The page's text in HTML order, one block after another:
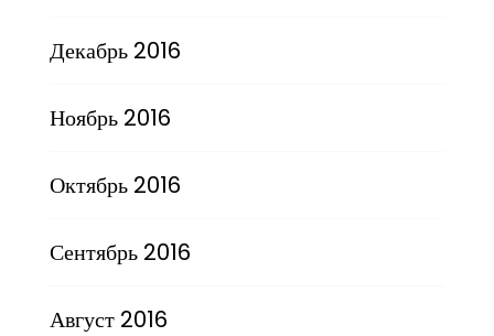
Декабрь 2016
Ноябрь 2016
Октябрь 2016
Сентябрь 2016
Август 2016